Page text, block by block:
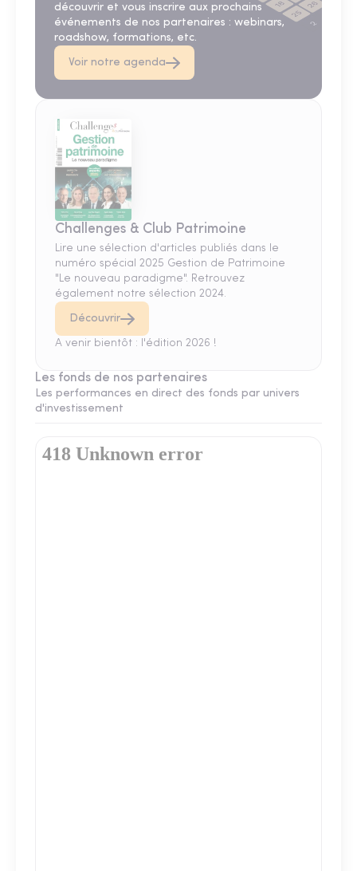
découvrir et vous inscrire aux prochains
événements de nos partenaires : webinars,
roadshow, formations, etc.
Voir notre agenda
Challenges & Club Patrimoine
Lire une sélection d'articles publiés dans le
numéro spécial 2025 Gestion de Patrimoine
"Le nouveau paradigme". Retrouvez
également notre sélection 2024.
Découvrir
A venir bientôt : l'édition 2026 !
Les fonds de nos partenaires
Les performances en direct des fonds par univers
d'investissement